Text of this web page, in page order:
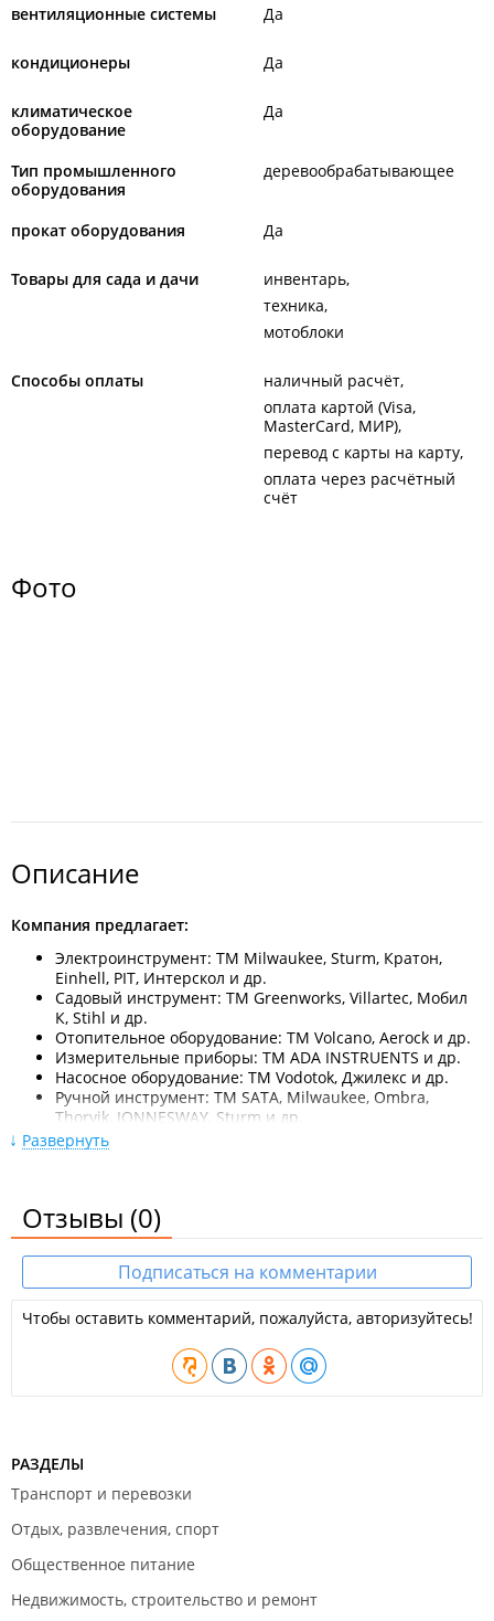
вентиляционные системы Да
кондиционеры Да
климатическое
оборудование
Да
Тип промышленного
оборудования
деревообрабатывающее
прокат оборудования Да
Товары для сада и дачи
инвентарь
техника
мотоблоки
Способы оплаты
наличный расчёт
оплата картой (Visa,
MasterCard, МИР)
перевод с карты на карту
оплата через расчётный
счёт
Фото
Описание
Компания предлагает:
Электроинструмент: ТМ Milwaukee, Sturm, Кратон,
Einhell, PIT, Интерскол и др.
Садовый инструмент: ТМ Greenworks, Villartec, Мобил
К, Stihl и др.
Отопительное оборудование: ТМ Volcano, Aerock и др.
Измерительные приборы: ТМ ADA INSTRUENTS и др.
Насосное оборудование: ТМ Vodotok, Джилекс и др.
Ручной инструмент: ТМ SATA, Milwaukee, Ombra,
Thorvik, JONNESWAY, Sturm и др.
Алмазная оснастка: ТМ Hilberg, TRIO-DIAMOND и др.
Оснастка и расходные материалы и тп.
Аутсорсинг снабжения строек "под ключ":
Компания подберёт поставщиков с лучшими ценами;
Компания контролирует сроки и качество;
Компания оптимизирует логистику и склад;
Компания делится всеми скидками от собственной
базы поставщиков.
Подарочные сертификаты на любую сумму,
Развернуть
Отзывы (0)
Подписаться на комментарии
Чтобы оставить комментарий, пожалуйста, авторизуйтесь!
РАЗДЕЛЫ
Транспорт и перевозки
Отдых, развлечения, спорт
Общественное питание
Недвижимость, строительство и ремонт